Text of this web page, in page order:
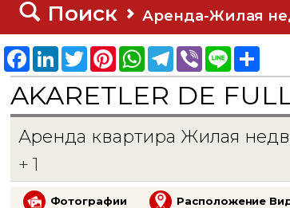
Поиск Аренда-Жилая
Facebook
LinkedInTwitterPinterestWhatsAppTelegram
Viber Line Share
AKARETLER DE
Аренда квартира Жилая
+ 1
Фотографии Расположение